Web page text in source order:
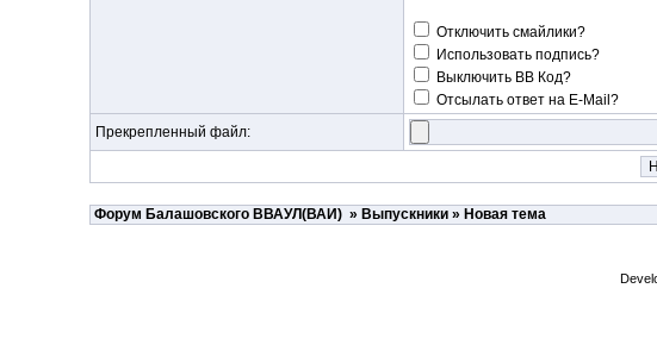
Отключить смайлики?
Использовать подпись?
Выключить BB Код?
Отсылать ответ на E-Mail?
Прекрепленный файл:
Форум Балашовского ВВАУЛ(ВАИ)» Выпускники» Новая тема